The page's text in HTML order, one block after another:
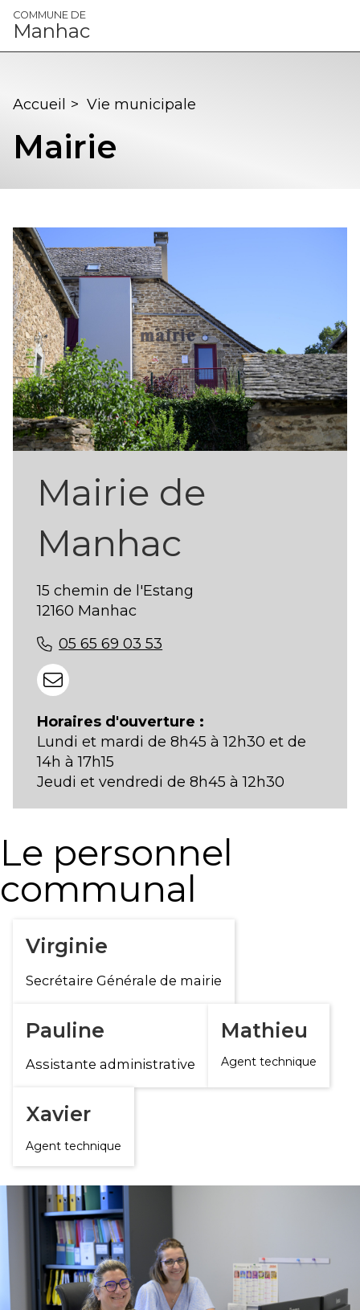
Panneau de gestion des cookies
COMMUNE DE
Manhac
Accueil > Vie municipale
Mairie
Mairie de
Manhac
15 chemin de l'Estang
12160 Manhac
05 65 69 03 53
Horaires d'ouverture :
Lundi et mardi de 8h45 à 12h30 et de
14h à 17h15
Jeudi et vendredi de 8h45 à 12h30
Le personnel
communal
Virginie
Secrétaire Générale de mairie
Pauline
Assistante administrative
Mathieu
Agent technique
Xavier
Agent technique